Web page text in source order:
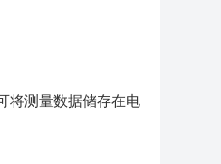
将测量数据储存在电